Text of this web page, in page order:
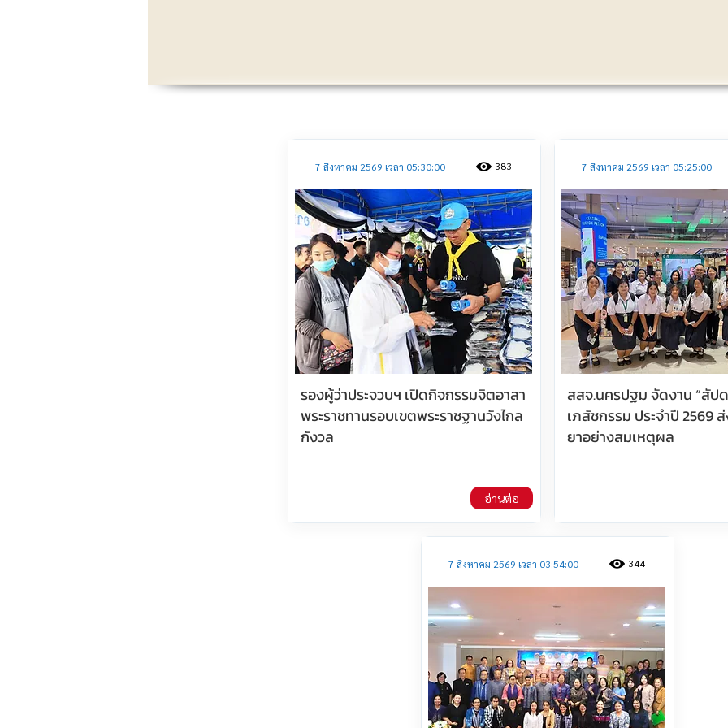
ประชาสัมพันธ์
7 สิงหาคม 2569 เวลา 05:30:00
รองผู้ว่าประจวบฯ เปิดกิจกรรมจิตอาสา
พระราชทานรอบเขตพระราชฐานวังไกล
กังวล
383
อ่านต่อ
7 สิงหาคม 2569 เวลา 05:25:00
สสจ.นครปฐม จัดงาน “สัป
เภสัชกรรม ประจำปี 2569
ยาอย่างสมเหตุผล
7 สิงหาคม 2569 เวลา 03:54:00 344